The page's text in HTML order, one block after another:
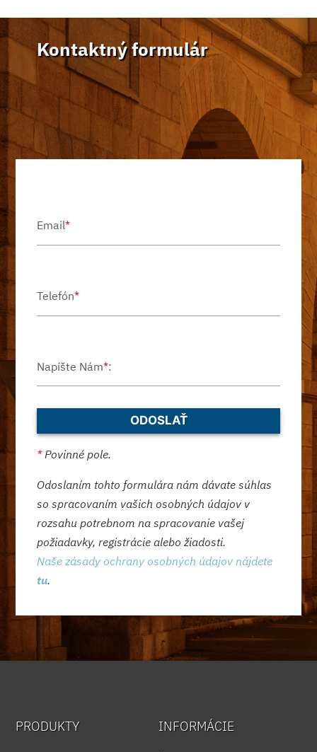
Kontaktný formulár
Email*
Telefón*
Napíšte Nám*:
*Povinné pole.
Odoslaním tohto formulára nám dávate súhlas
so spracovaním vašich osobných údajov v
rozsahu potrebnom na spracovanie vašej
požiadavky, registrácie alebo žiadosti.
Naše zásady ochrany osobných údajov nájdete
tu.
PRODUKTY INFORMÁCIE